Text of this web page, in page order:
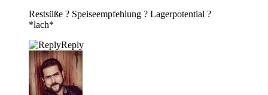
Restsüße ? Speiseempfehlung ? Lagerpotential ?
*lach*
Reply